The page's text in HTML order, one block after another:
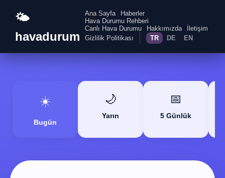
🌤️
havadurum
Ana Sayfa
Haberler
Hava Durumu Rehberi
Canlı Hava Durumu
Hakkımızda
İletişim
Gizlilik Politikası
TR DE EN
☀️
Bugün
🌙
Yarın
📅
5 Günlük